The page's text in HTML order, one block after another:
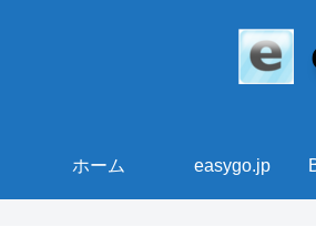
ホーム easygo.jp